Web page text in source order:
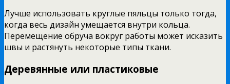
Лучше использовать круглые пяльцы только тогда,
когда весь дизайн умещается внутри кольца.
Перемещение обруча вокруг работы может исказить
швы и растянуть некоторые типы ткани.
Деревянные или пластиковые